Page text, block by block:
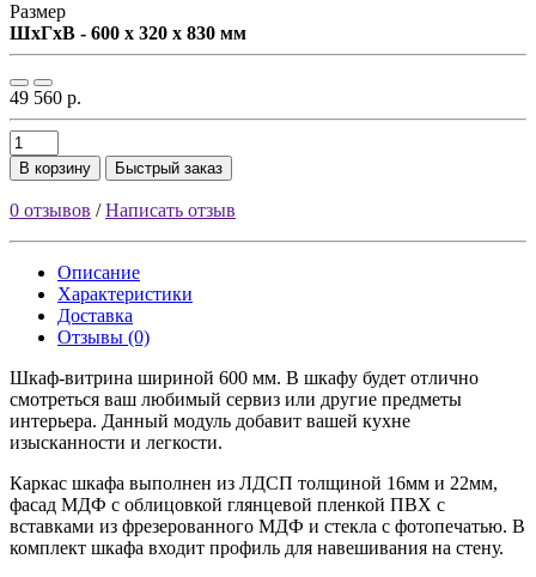
Размер
ШxГxВ - 600 x 320 x 830 мм
49 560 р.
В корзину Быстрый заказ
0 отзывов /Написать отзыв
Описание
Характеристики
Доставка
Отзывы (0)
Шкаф-витрина шириной 600 мм. В шкафу будет отлично
смотреться ваш любимый сервиз или другие предметы
интерьера. Данный модуль добавит вашей кухне
изысканности и легкости.
Каркас шкафа выполнен из ЛДСП толщиной 16мм и 22мм,
фасад МДФ с облицовкой глянцевой пленкой ПВХ с
вставками из фрезерованного МДФ и стекла с фотопечатью. В
комплект шкафа входит профиль для навешивания на стену.